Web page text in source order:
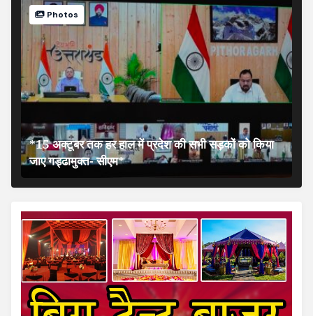
Photos
*15 अक्टूबर तक हर हाल में प्रदेश की सभी सड़कों को किया
जाए गड्ढामुक्त- सीएम*